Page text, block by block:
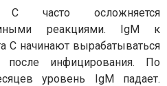
С часто осложняется
реакциями. IgМ к
С начинают вырабатываться
инфицирования. По
уровень IgM падает.